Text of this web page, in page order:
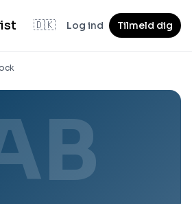
🇩🇰 Log ind Tilmeld dig